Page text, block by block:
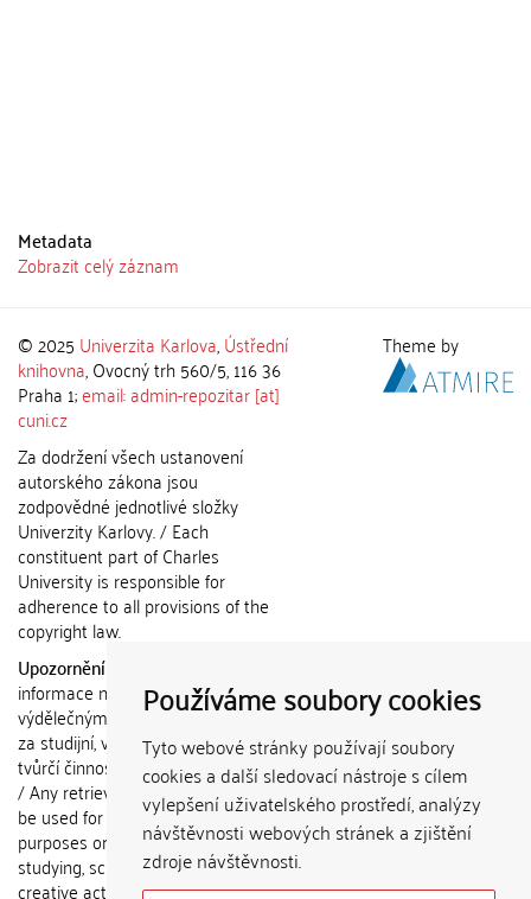
Používáme soubory cookies
Tyto webové stránky používají soubory
cookies a další sledovací nástroje s cílem
vylepšení uživatelského prostředí, analýzy
návštěvnosti webových stránek a zjištění
zdroje návštěvnosti.
Metadata
Zobrazit celý záznam
© 2025 Univerzita Karlova,Ústřední
knihovna, Ovocný trh 560/5, 116 36
Praha 1;email: admin-repozitar [at]
cuni.cz
Za dodržení všech ustanovení
autorského zákona jsou
zodpovědné jednotlivé složky
Univerzity Karlovy. / Each
constituent part of Charles
University is responsible for
adherence to all provisions of the
copyright law.
Upozornění / Notice:
informace nemohou být použity k
výdělečným účelům nebo vydávány
za studijní, vědeckou nebo jinou
tvůrčí činnost jiné osoby než autora.
/ Any retrieved information shall not
be used for any commercial
purposes or claimed as results of
studying, scientific or any other
creative activities of any person
Theme by